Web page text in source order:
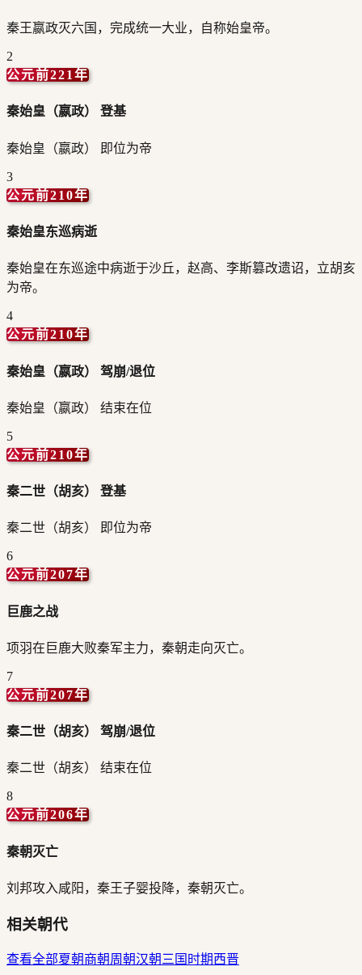
秦王嬴政灭六国，完成统一大业，自称始皇帝。
2
公元前221年
秦始皇（嬴政） 登基
秦始皇（嬴政） 即位为帝
3
公元前210年
秦始皇东巡病逝
秦始皇在东巡途中病逝于沙丘，赵高、李斯篡改遗诏，立胡亥
为帝。
4
公元前210年
秦始皇（嬴政） 驾崩/退位
秦始皇（嬴政） 结束在位
5
公元前210年
秦二世（胡亥） 登基
秦二世（胡亥） 即位为帝
6
公元前207年
巨鹿之战
项羽在巨鹿大败秦军主力，秦朝走向灭亡。
7
公元前207年
秦二世（胡亥） 驾崩/退位
秦二世（胡亥） 结束在位
8
公元前206年
秦朝灭亡
刘邦攻入咸阳，秦王子婴投降，秦朝灭亡。
相关朝代
查看全部夏朝商朝周朝汉朝 三国时期西晋